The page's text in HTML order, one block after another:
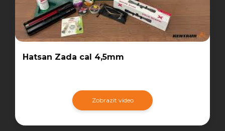
Hatsan Zada cal 4,5mm
Zobrazit video